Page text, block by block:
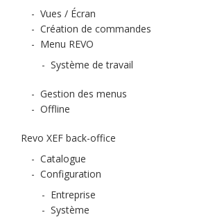
- Vues / Écran
- Création de commandes
- Menu REVO
- Système de travail
- Gestion des menus
- Offline
Revo XEF back-office
- Catalogue
- Configuration
- Entreprise
- Système